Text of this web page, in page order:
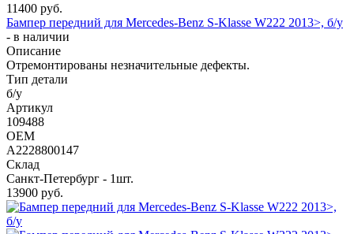
11400 руб.
Бампер передний для Mercedes-Benz S-Klasse W222 2013>, б/у
- в наличии
Описание
Отремонтированы незначительные дефекты.
Тип детали
б/у
Артикул
109488
OEM
A2228800147
Склад
Санкт-Петербург - 1шт.
13900 руб.